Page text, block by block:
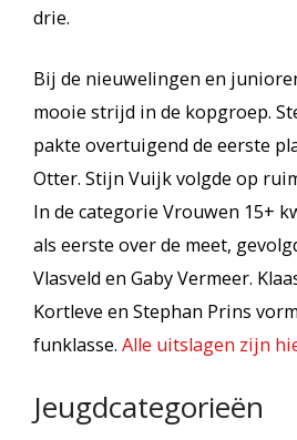
drie.
Bij de nieuwelingen en
mooie strijd in de kopgroep.
pakte overtuigend de eerste
Otter. Stijn Vuijk volgde op
In de categorie Vrouwen 15+
als eerste over de meet,
Vlasveld en Gaby Vermeer.
Kortleve en Stephan Prins
funklasse. Alle uitslagen zijn
Jeugdcategorieën